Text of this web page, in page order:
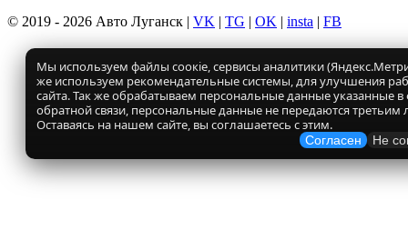
© 2019 - 2026 Авто Луганск | VK | TG | OK | insta | FB
Мы используем файлы соокіе, сервисы аналитики
же используем рекомендательные системы, для улучшения
сайта. Так же обрабатываем персональные данные указанные
обратной связи, персональные данные не передаются третьим
Оставаясь на нашем сайте, вы соглашаетесь с этим.
Согласен Не